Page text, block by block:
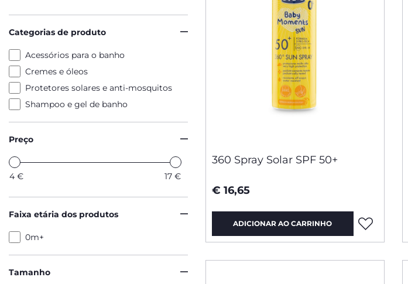
Categorias de produto
Acessórios para o banho
Cremes e óleos
Protetores solares e anti-mosquitos
Shampoo e gel de banho
Preço
4 € 17 €
Faixa etária dos produtos
0m+
Tamanho
360 Spray Solar SPF 50+
€ 16,65
ADICIONAR AO CARRINHO